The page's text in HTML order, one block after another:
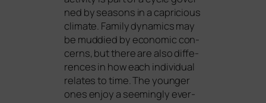
ned by sea­sons in a capri­cious
cli­ma­te. Family dyna­mics may
be mud­di­ed by eco­no­mic con­
cerns, but the­re are also dif­fe­
ren­ces in how each indi­vi­du­al
rela­tes to time. The youn­ger
ones enjoy a see­mingly ever­